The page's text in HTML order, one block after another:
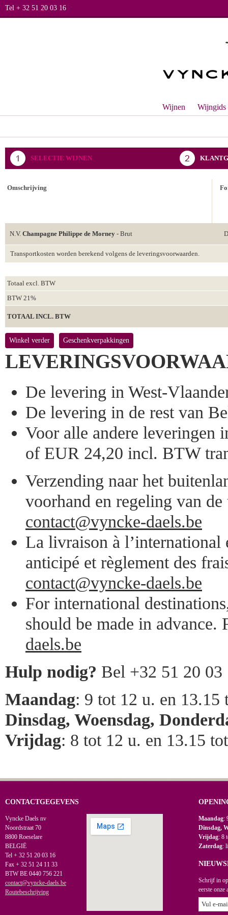
Tel + 32 51 20 03 16
Wijnen Wijngids
SELECTIE WIJNEN
Omschrijving
N.V. Champagne Philippe de Morney - Brut
Transportkosten worden berekend volgens de leveringsvoorwaarden.
Totaal excl. BTW
BTW 21%
TOTAAL INCL. BTW
Winkel verder Geschenkverpakkingen
De levering in West-
De levering in de rest van
Voor alle andere
of EUR 24,20 incl. BTW
Verzending naar het
voorhand en regeling van
contact@vyncke-daels.be
La livraison à l’international
anticipé et règlement des
contact@vyncke-daels.be
For international
should be made in advance.
daels.be
Hulp nodig? Bel +32 51 20 03
Maandag: 9 tot 12 u. en 13.15
Dinsdag, Woensdag,
Vrijdag: 8 tot 12 u. en 13.15
CONTACTGEGEVENS
Vyncke Daels nv
Noordstraat 70
8800 Roeselare
BELGIË
Tel + 32 51 20 03 16
Fax + 32 51 24 11 33
BTW BE 0440 756 221
contact@vyncke-daels.be
Routebeschrijving
Maandag:
Dinsdag,
Vrijdag: 8
Zaterdag:
Schrijf in
eerste onze